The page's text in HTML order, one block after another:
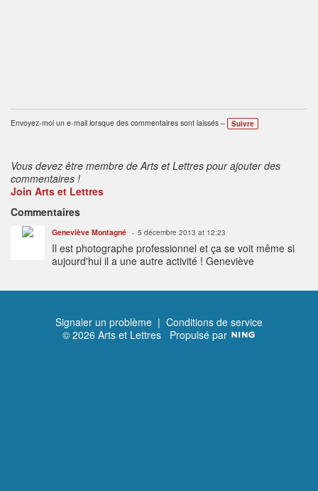
Envoyez-moi un e-mail lorsque des commentaires sont laissés – Suivre
Vous devez être membre de Arts et Lettres pour ajouter des
commentaires !
Join Arts et Lettres
Commentaires
Geneviève Montagné 5 décembre 2013 at 12:23
Il est photographe professionnel et ça se voit même si
aujourd'hui il a une autre activité ! Geneviève
Signaler un problème | Conditions de service
© 2026 Arts et Lettres Propulsé par